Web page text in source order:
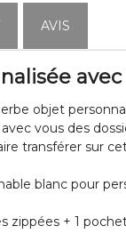
AVIS
objet
vous des
transférer sur
blanc pour
zippées + 1